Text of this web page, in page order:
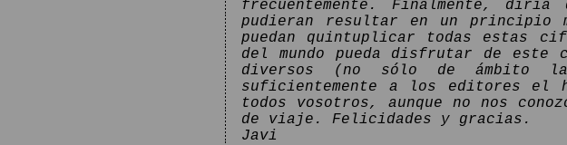
frecuentemente. Finalmente,
pudieran resultar en un principio
puedan quintuplicar todas estas
del mundo pueda disfrutar de
diversos (no sólo de ámbito
suficientemente a los editores el
todos vosotros, aunque no nos
de viaje. Felicidades y gracias.
Javi